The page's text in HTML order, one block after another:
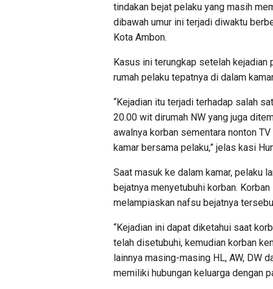
tindakan bejat pelaku yang masih
dibawah umur ini terjadi diwaktu
Kota Ambon.
Kasus ini terungkap setelah
rumah pelaku tepatnya di dalam
“Kejadian itu terjadi terhadap salah
20.00 wit dirumah NW yang juga
awalnya korban sementara nonton
kamar bersama pelaku,” jelas kasi
Saat masuk ke dalam kamar, pelaku
bejatnya menyetubuhi korban.
melampiaskan nafsu bejatnya
“Kejadian ini dapat diketahui saat
telah disetubuhi, kemudian korban
lainnya masing-masing HL, AW, DW
memiliki hubungan keluarga dengan